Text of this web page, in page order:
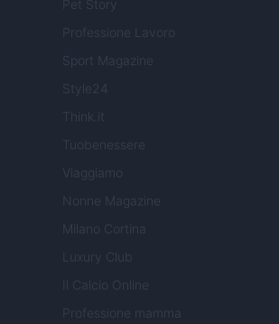
Pet Story
Professione Lavoro
Sport Magazine
Style24
Think.it
Tuobenessere
Viaggiamo
Nonne Magazine
Milano Cortina
Luxury Club
Il Calcio Online
Professione mamma